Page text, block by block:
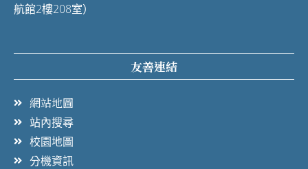
航館2樓208室）
友善連結
網站地圖
站內搜尋
校園地圖
分機資訊